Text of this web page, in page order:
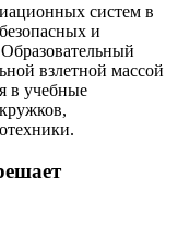
систем в
и
взлетной массой
в учебные